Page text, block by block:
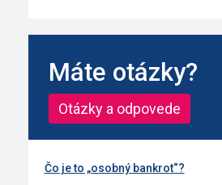
Máte otázky?
Otázky a odpovede
Čo je to „osobný bankrot“?